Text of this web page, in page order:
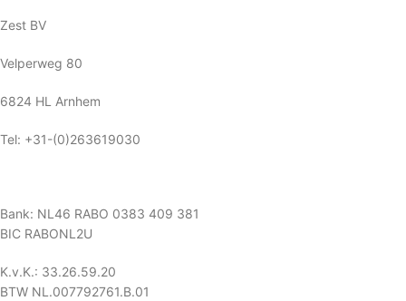
Zest BV
Velperweg 80
6824 HL Arnhem
Tel: +31-(0)263619030
Bank: NL46 RABO 0383 409 381
BIC RABONL2U
K.v.K.: 33.26.59.20
BTW NL.007792761.B.01